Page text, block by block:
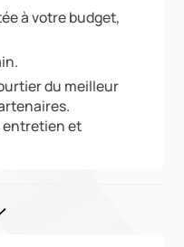
à votre budget,
du meilleur
entretien et